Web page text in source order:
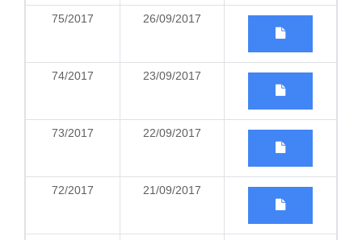
75/2017 26/09/2017
74/2017 23/09/2017
73/2017 22/09/2017
72/2017 21/09/2017